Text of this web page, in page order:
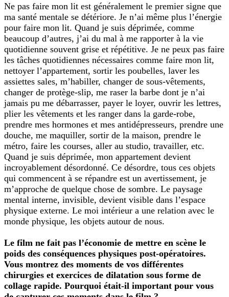
Ne pas faire mon lit est généralement le premier signe que
ma santé mentale se détériore. Je n’ai même plus l’énergie
pour faire mon lit. Quand je suis déprimée, comme
beaucoup d’autres, j’ai du mal à me rapporter à la vie
quotidienne souvent grise et répétitive. Je ne peux pas faire
les tâches quotidiennes nécessaires comme faire mon lit,
nettoyer l’appartement, sortir les poubelles, laver les
assiettes sales, m’habiller, changer de sous-vêtements,
changer de protège-slip, me raser la barbe dont je n’ai
jamais pu me débarrasser, payer le loyer, ouvrir les lettres,
plier les vêtements et les ranger dans la garde-robe,
prendre mes hormones et mes antidépresseurs, prendre une
douche, me maquiller, sortir de la maison, prendre le
métro, faire les courses, aller au studio, travailler, etc.
Quand je suis déprimée, mon appartement devient
incroyablement désordonné. Ce désordre, tous ces objets
qui commencent à se répandre est un avertissement, je
m’approche de quelque chose de sombre. Le paysage
mental interne, invisible, devient visible dans l’espace
physique externe. Le moi intérieur a une relation avec le
monde physique, les objets autour de nous.
Le film ne fait pas l’économie de mettre en scène le
poids des conséquences physiques post-opératoires.
Vous montrez des moments de vos différentes
chirurgies et exercices de dilatation sous forme de
collage rapide. Pourquoi était-il important pour vous